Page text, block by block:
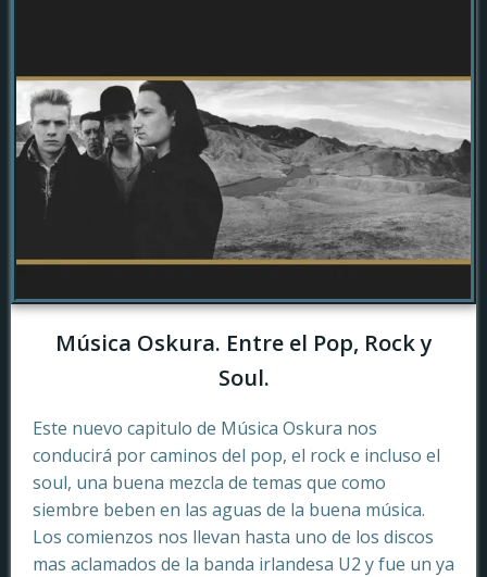
Música Oskura. Entre el Pop, Rock y
Soul.
Este nuevo capitulo de Música Oskura nos
conducirá por caminos del pop, el rock e incluso el
soul, una buena mezcla de temas que como
siembre beben en las aguas de la buena música.
Los comienzos nos llevan hasta uno de los discos
mas aclamados de la banda irlandesa U2 y fue un ya